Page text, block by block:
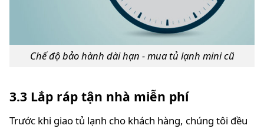
Chế độ bảo hành dài hạn - mua tủ lạnh mini cũ
3.3 Lắp ráp tận nhà miễn phí
Trước khi giao tủ lạnh cho khách hàng, chúng tôi đều